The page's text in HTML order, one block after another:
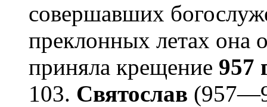
совершавших
преклонных летах она
приняла крещение 957
103. Святослав